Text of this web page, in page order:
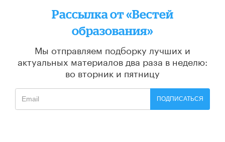
Рассылка от «Вестей
образования»
Мы отправляем подборку лучших и
актуальных материалов два раза в неделю:
во вторник и пятницу
ПОДПИСАТЬСЯ